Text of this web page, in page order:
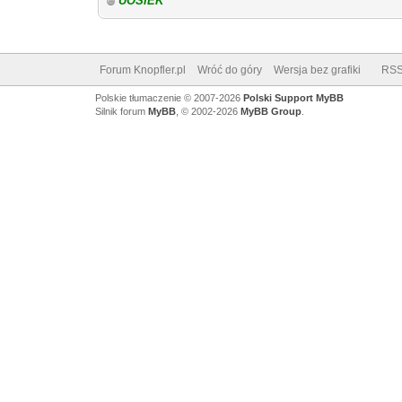
Forum Knopfler.pl Wróć do góry Wersja bez grafiki
Polskie tłumaczenie © 2007-2026 Polski Support MyBB
Silnik forum MyBB, © 2002-2026 MyBB Group.